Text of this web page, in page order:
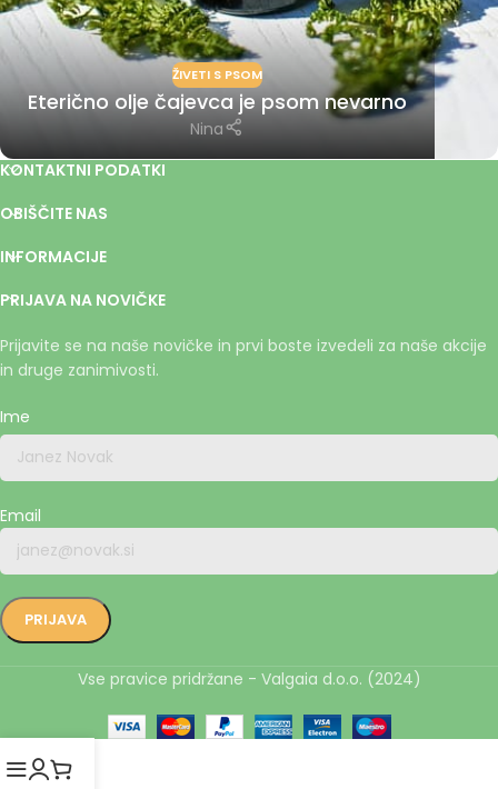
ŽIVETI S PSOM
Eterično olje čajevca je psom nevarno
Nina
KONTAKTNI PODATKI
OBIŠČITE NAS
INFORMACIJE
PRIJAVA NA NOVIČKE
Prijavite se na naše novičke in prvi boste izvedeli za naše akcije
in druge zanimivosti.
Ime
Email
Vse pravice pridržane - Valgaia d.o.o. (2024)